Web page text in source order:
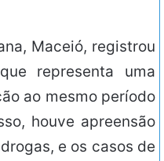
Maceió, registrou
representa uma
ao mesmo período
houve apreensão
e os casos de